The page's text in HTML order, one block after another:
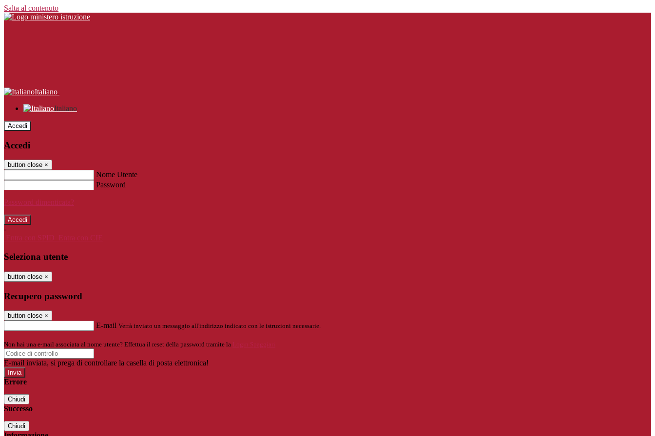
Salta al contenuto
Italiano
Italiano
Accedi
Accedi
button close ×
Nome Utente
Password
Password dimenticata?
-
Entra con SPID
Entra con CIE
Seleziona utente
button close ×
Recupero password
button close ×
E-mail Verrà inviato un messaggio all'indirizzo indicato con le istruzioni necessarie.
Non hai una e-mail associata al nome utente? Effettua il reset della password tramite la Login Spaggiari
E-mail inviata, si prega di controllare la casella di posta elettronica!
Errore
Chiudi
Successo
Chiudi